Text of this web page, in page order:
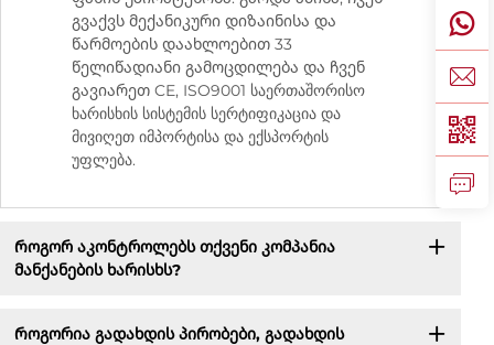
გვაქვს მექანიკური დიზაინისა და
წარმოების დაახლოებით 33
წელიწადიანი გამოცდილება და ჩვენ
გავიარეთ CE, ISO9001 საერთაშორისო
ხარისხის სისტემის სერტიფიკაცია და
მივიღეთ იმპორტისა და ექსპორტის
უფლება.
Როგორ აკონტროლებს თქვენი კომპანია
მანქანების ხარისხს?
Როგორია გადახდის პირობები, გადახდის